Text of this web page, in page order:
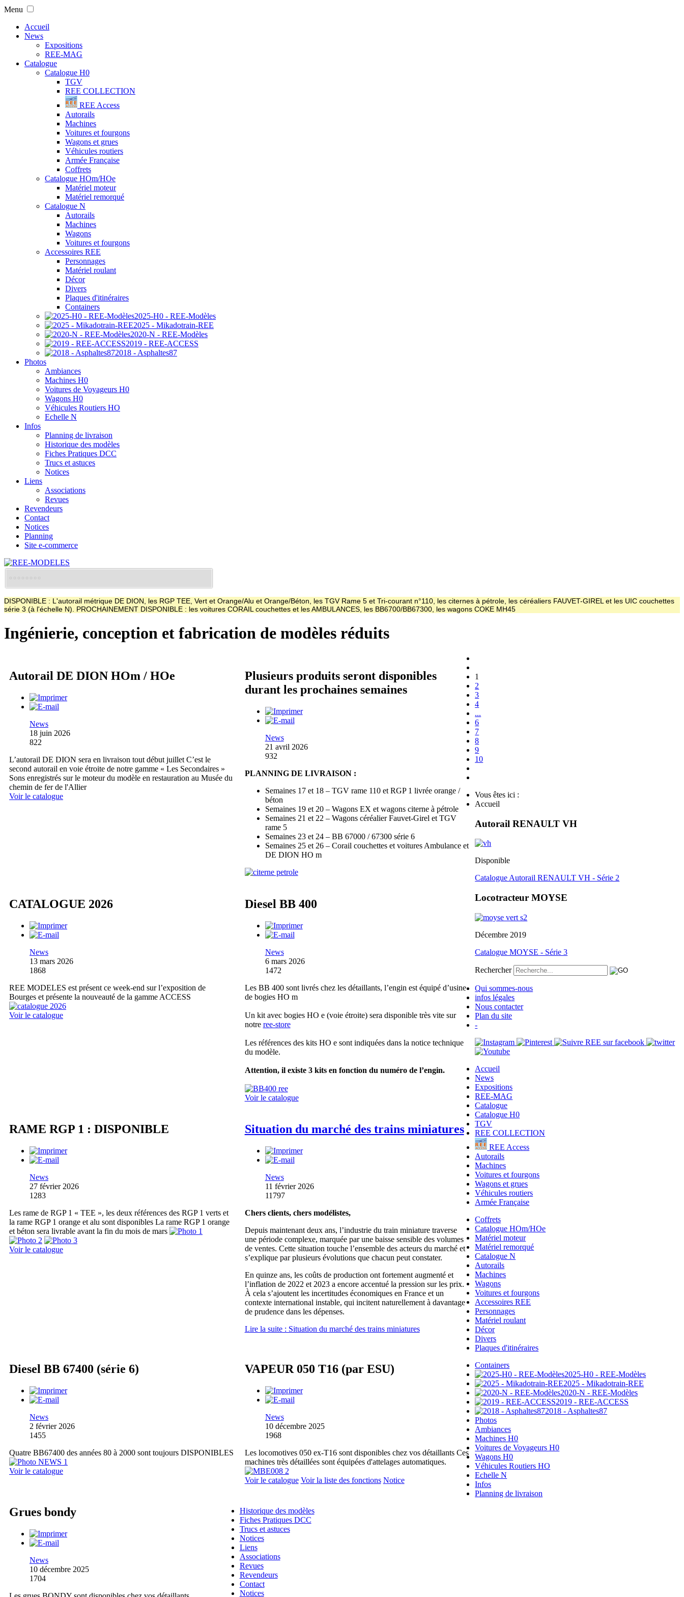
Menu
Accueil
News
Expositions
REE-MAG
Catalogue
Catalogue H0
TGV
REE COLLECTION
REE Access
Autorails
Machines
Voitures et fourgons
Wagons et grues
Véhicules routiers
Armée Française
Coffrets
Catalogue HOm/HOe
Matériel moteur
Matériel remorqué
Catalogue N
Autorails
Machines
Wagons
Voitures et fourgons
Accessoires REE
Personnages
Matériel roulant
Décor
Divers
Plaques d'itinéraires
Containers
2025-H0 - REE-Modèles
2025 - Mikadotrain-REE
2020-N - REE-Modèles
2019 - REE-ACCESS
2018 - Asphaltes87
Photos
Ambiances
Machines H0
Voitures de Voyageurs H0
Wagons H0
Véhicules Routiers HO
Echelle N
Infos
Planning de livraison
Historique des modèles
Fiches Pratiques DCC
Trucs et astuces
Notices
Liens
Associations
Revues
Revendeurs
Contact
Notices
Planning
Site e-commerce
DISPONIBLE : L'autorail métrique DE DION, les RGP TEE, Vert et Orange/Alu et Orange/Béton, les TGV Rame 5 et Tri-courant n°110, les citernes à pétrole, les céréaliers FAUVET-GIREL et les UIC couchettes
série 3 (à l'échelle N). PROCHAINEMENT DISPONIBLE : les voitures CORAIL couchettes et les AMBULANCES, les BB6700/BB67300, les wagons COKE MH45
Ingénierie, conception et fabrication de modèles réduits
Autorail DE DION HOm / HOe
News
18 juin 2026
822
L’autorail DE DION sera en livraison tout début juillet C’est le
second autorail en voie étroite de notre gamme « Les Secondaires »
Sons enregistrés sur le moteur du modèle en restauration au Musée du
chemin de fer de l'Allier
Voir le catalogue
Plusieurs produits seront disponibles
durant les prochaines semaines
News
21 avril 2026
932
PLANNING DE LIVRAISON :
Semaines 17 et 18 – TGV rame 110 et RGP 1 livrée orange /
béton
Semaines 19 et 20 – Wagons EX et wagons citerne à pétrole
Semaines 21 et 22 – Wagons céréalier Fauvet-Girel et TGV
rame 5
Semaines 23 et 24 – BB 67000 / 67300 série 6
Semaines 25 et 26 – Corail couchettes et voitures Ambulance et
DE DION HO m
CATALOGUE 2026
News
13 mars 2026
1868
REE MODELES est présent ce week-end sur l’exposition de
Bourges et présente la nouveauté de la gamme ACCESS
Voir le catalogue
Diesel BB 400
News
6 mars 2026
1472
Les BB 400 sont livrés chez les détaillants, l’engin est équipé d’usine
de bogies HO m
Un kit avec bogies HO e (voie étroite) sera disponible très vite sur
notre ree-store
Les références des kits HO e sont indiquées dans la notice technique
du modèle.
Attention, il existe 3 kits en fonction du numéro de l’engin.
Voir le catalogue
RAME RGP 1 : DISPONIBLE
News
27 février 2026
1283
Les rame de RGP 1 « TEE », les deux références des RGP 1 verts et
la rame RGP 1 orange et alu sont disponibles La rame RGP 1 orange
et béton sera livrable avant la fin du mois de mars
Voir le catalogue
Situation du marché des trains miniatures
News
11 février 2026
11797
Chers clients, chers modélistes,
Depuis maintenant deux ans, l’industrie du train miniature traverse
une période complexe, marquée par une baisse sensible des volumes
de ventes. Cette situation touche l’ensemble des acteurs du marché et
s’explique par plusieurs évolutions que chacun peut constater.
En quinze ans, les coûts de production ont fortement augmenté et
l’inflation de 2022 et 2023 a encore accentué la pression sur les prix.
À cela s’ajoutent les incertitudes économiques en France et un
contexte international instable, qui incitent naturellement à davantage
de prudence dans les dépenses.
Lire la suite : Situation du marché des trains miniatures
Diesel BB 67400 (série 6)
News
2 février 2026
1455
Quatre BB67400 des années 80 à 2000 sont toujours DISPONIBLES
Voir le catalogue
VAPEUR 050 T16 (par ESU)
News
10 décembre 2025
1968
Les locomotives 050 ex-T16 sont disponibles chez vos détaillants Ces
machines très détaillées sont équipées d'attelages automatiques.
Voir le catalogue Voir la liste des fonctions Notice
Grues bondy
News
10 décembre 2025
1704
1
2
3
4
...
6
7
8
9
10
Vous êtes ici :
Accueil
Autorail RENAULT VH
Disponible
Catalogue Autorail RENAULT VH - Série 2
Locotracteur MOYSE
Décembre 2019
Catalogue MOYSE - Série 3
Rechercher
Qui sommes-nous
infos légales
Nous contacter
Plan du site
-
Accueil
News
Expositions
REE-MAG
Catalogue
Catalogue H0
TGV
REE COLLECTION
REE Access
Autorails
Machines
Voitures et fourgons
Wagons et grues
Véhicules routiers
Armée Française
Coffrets
Catalogue HOm/HOe
Matériel moteur
Matériel remorqué
Catalogue N
Autorails
Machines
Wagons
Voitures et fourgons
Accessoires REE
Personnages
Matériel roulant
Décor
Divers
Plaques d'itinéraires
Containers
2025-H0 - REE-Modèles
2025 - Mikadotrain-REE
2020-N - REE-Modèles
2019 - REE-ACCESS
2018 - Asphaltes87
Photos
Ambiances
Machines H0
Voitures de Voyageurs H0
Wagons H0
Véhicules Routiers HO
Echelle N
Infos
Planning de livraison
Historique des modèles
Fiches Pratiques DCC
Trucs et astuces
Notices
Liens
Associations
Revues
Revendeurs
Contact
Notices